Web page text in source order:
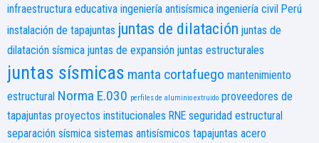
infraestructura educativa ingeniería antisísmica ingeniería civil Perú
instalación de tapajuntas juntas de dilatación juntas de
dilatación sísmica juntas de expansión juntas estructurales
juntas sísmicas manta cortafuego mantenimiento
estructural Norma E.030 perfiles de aluminio extruido proveedores de
tapajuntas proyectos institucionales RNE seguridad estructural
separación sísmica sistemas antisísmicos tapajuntas acero